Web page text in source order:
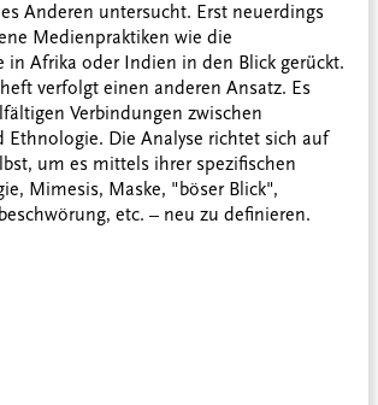
Anderen untersucht. Erst neuerdings
Medienpraktiken wie die
in Afrika oder Indien in den Blick gerückt.
verfolgt einen anderen Ansatz. Es
Verbindungen zwischen
Ethnologie. Die Analyse richtet sich auf
um es mittels ihrer spezifischen
Mimesis, Maske, "böser Blick",
etc. – neu zu definieren.